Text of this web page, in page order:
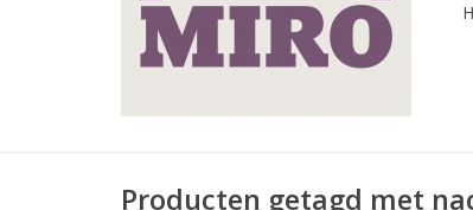
Producten getagd met